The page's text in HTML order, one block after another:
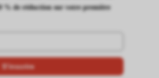
% de réduction sur votre première